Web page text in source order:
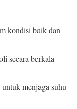
kondisi baik dan
secara berkala
menjaga suhu